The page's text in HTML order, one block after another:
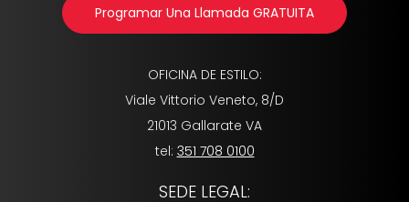
Programar Una Llamada GRATUITA
OFICINA DE ESTILO:
Viale Vittorio Veneto, 8/D
21013 Gallarate VA
tel: 351 708 0100
SEDE LEGAL: